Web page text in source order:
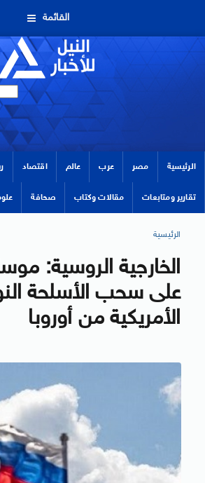
القائمة
الرئيسية مصر عرب عالم اقتصاد
تقارير ومتابعات مقالات وكتاب صحافة
الرئيسية
الخارجية الروسية:
على سحب الأسلحة
الأمريكية من أوروبا